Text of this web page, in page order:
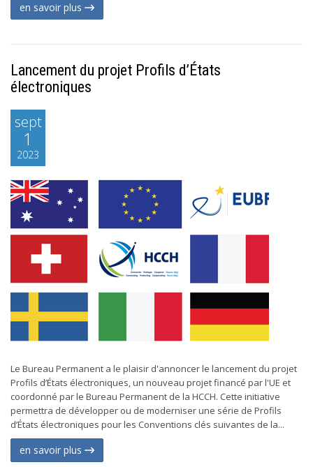
en savoir plus
Lancement du projet Profils d’États
électroniques
sept
1
2023
Le Bureau Permanent a le plaisir d'annoncer le lancement du projet
Profils d’États électroniques, un nouveau projet financé par l'UE et
coordonné par le Bureau Permanent de la HCCH. Cette initiative
permettra de développer ou de moderniser une série de Profils
d’États électroniques pour les Conventions clés suivantes de la...
en savoir plus